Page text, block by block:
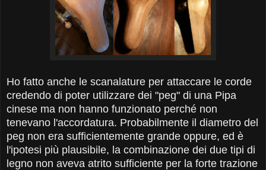
Ho fatto anche le scanalature per attaccare le corde
credendo di poter utilizzare dei "peg" di una Pipa
cinese ma non hanno funzionato perché non
tenevano l'accordatura. Probabilmente il diametro del
peg non era sufficientemente grande oppure, ed è
l'ipotesi più plausibile, la combinazione dei due tipi di
legno non aveva atrito sufficiente per la forte trazione